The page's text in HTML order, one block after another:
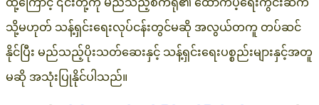
သို့မဟုတ် သန့်ရှင်းရေးလုပ်ငန်းတွင်မဆို အလွယ်တကူ တပ်ဆင်
နိုင်ပြီး မည်သည့်ပိုးသတ်ဆေးနှင့် သန့်ရှင်းရေးပစ္စည်းများနှင့်အတူ
မဆို အသုံးပြုနိုင်ပါသည်။